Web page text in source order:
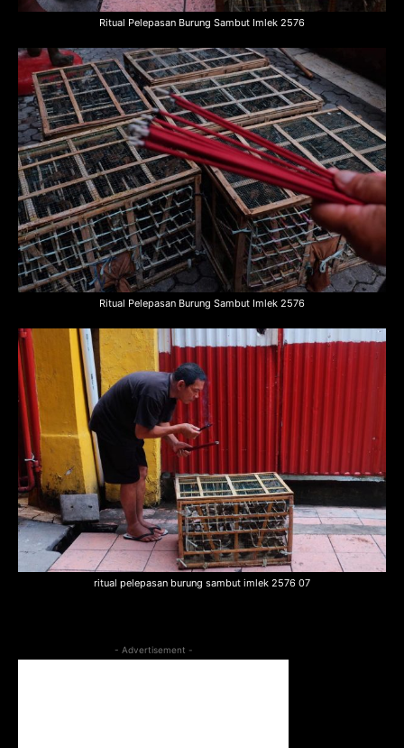
Ritual Pelepasan Burung Sambut Imlek 2576
Ritual Pelepasan Burung Sambut Imlek 2576
ritual pelepasan burung sambut imlek 2576 07
- Advertisement -